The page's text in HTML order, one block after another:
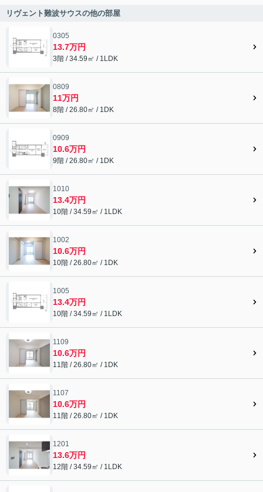
リヴェント難波サウスの他の部屋
0305
13.7万円
3階 / 34.59㎡ / 1LDK
0809
11万円
8階 / 26.80㎡ / 1DK
0909
10.6万円
9階 / 26.80㎡ / 1DK
1010
13.4万円
10階 / 34.59㎡ / 1LDK
1002
10.6万円
10階 / 26.80㎡ / 1DK
1005
13.4万円
10階 / 34.59㎡ / 1LDK
1109
10.6万円
11階 / 26.80㎡ / 1DK
1107
10.6万円
11階 / 26.80㎡ / 1DK
1201
13.6万円
12階 / 34.59㎡ / 1LDK